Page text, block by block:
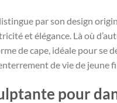
par son design
et élégance. Là où
de cape, idéale pour se
de vie de
pour